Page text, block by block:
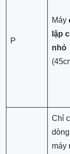
P
Máy
lập
nhỏ
Chỉ
dòng
máy